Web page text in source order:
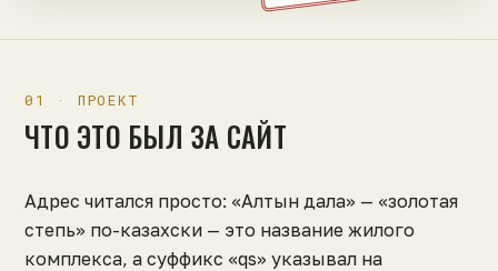
01 · ПРОЕКТ
ЧТО ЭТО БЫЛ ЗА САЙТ
Адрес читался просто: «Алтын дала» — «золотая
степь» по-казахски — это название жилого
комплекса, а суффикс «qs» указывал на